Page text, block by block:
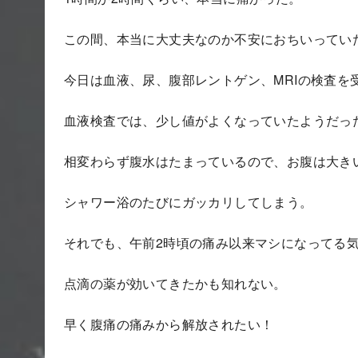
この間、本当に大丈夫なのか不安におちいってい
今日は血液、尿、腹部レントゲン、MRIの検査を
血液検査では、少し値がよくなっていたようだっ
相変わらず腹水はたまっているので、お腹は大き
シャワー浴のたびにガッカリしてしまう。
それでも、午前2時頃の痛み以来マシになってる気
点滴の薬が効いてきたかも知れない。
早く腹痛の痛みから解放されたい！